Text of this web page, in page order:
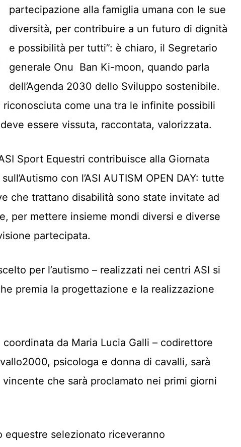
partecipazione alla famiglia umana con le sue
diversità, per contribuire a un futuro di dignità
e possibilità per tutti”: è chiaro, il Segretario
generale Onu Ban Ki-moon, quando parla
dell’Agenda 2030 dello Sviluppo sostenibile.
riconosciuta come una tra le infinite possibili
essere vissuta, raccontata, valorizzata.
Sport Equestri contribuisce alla Giornata
con l’ASI AUTISM OPEN DAY: tutte
che trattano disabilità sono state invitate ad
per mettere insieme mondi diversi e diverse
partecipata.
per l’autismo – realizzati nei centri ASI si
premia la progettazione e la realizzazione
da Maria Lucia Galli – codirettore
psicologa e donna di cavalli, sarà
che sarà proclamato nei primi giorni
selezionato riceveranno